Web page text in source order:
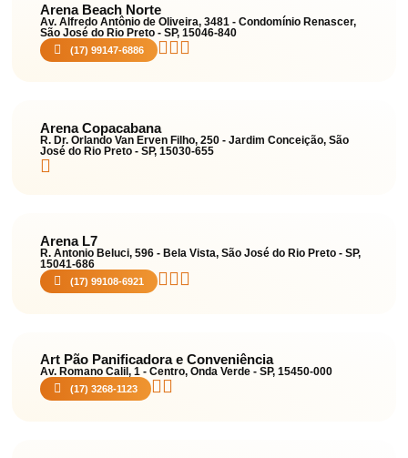
Arena Beach Norte
Av. Alfredo Antônio de Oliveira, 3481 - Condomínio Renascer,
São José do Rio Preto - SP, 15046-840
(17) 99147-6886
Arena Copacabana
R. Dr. Orlando Van Erven Filho, 250 - Jardim Conceição, São
José do Rio Preto - SP, 15030-655
Arena L7
R. Antonio Beluci, 596 - Bela Vista, São José do Rio Preto - SP,
15041-686
(17) 99108-6921
Art Pão Panificadora e Conveniência
Av. Romano Calil, 1 - Centro, Onda Verde - SP, 15450-000
(17) 3268-1123